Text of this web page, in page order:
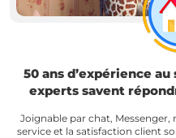
50 ans d’expérience
experts savent
Joignable par chat,
service et la satisfaction client